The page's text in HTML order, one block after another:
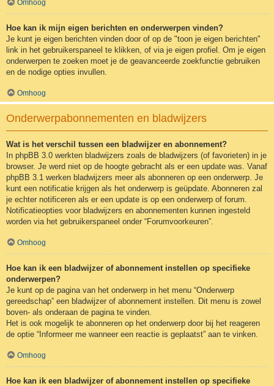
Omhoog
Hoe kan ik mijn eigen berichten en onderwerpen vinden?
Je kunt je eigen berichten vinden door of op de "toon je eigen berichten"
link in het gebruikerspaneel te klikken, of via je eigen profiel. Om je eigen
onderwerpen te zoeken moet je de geavanceerde zoekfunctie gebruiken
en de nodige opties invullen.
Omhoog
Onderwerpabonnementen en bladwijzers
Wat is het verschil tussen een bladwijzer en abonnement?
In phpBB 3.0 werkten bladwijzers zoals de bladwijzers (of favorieten) in je
browser. Je werd niet op de hoogte gebracht als er een update was. Vanaf
phpBB 3.1 werken bladwijzers meer als abonneren op een onderwerp. Je
kunt een notificatie krijgen als het onderwerp is geüpdate. Abonneren zal
je echter notificeren als er een update is op een onderwerp of forum.
Notificatieopties voor bladwijzers en abonnementen kunnen ingesteld
worden via het gebruikerspaneel onder “Forumvoorkeuren”.
Omhoog
Hoe kan ik een bladwijzer of abonnement instellen op specifieke
onderwerpen?
Je kunt op de pagina van het onderwerp in het menu “Onderwerp
gereedschap” een bladwijzer of abonnement instellen. Dit menu is zowel
boven- als onderaan de pagina te vinden.
Het is ook mogelijk te abonneren op het onderwerp door bij het reageren
de optie “Informeer me wanneer een reactie is geplaatst” aan te vinken.
Omhoog
Hoe kan ik een bladwijzer of abonnement instellen op specifieke